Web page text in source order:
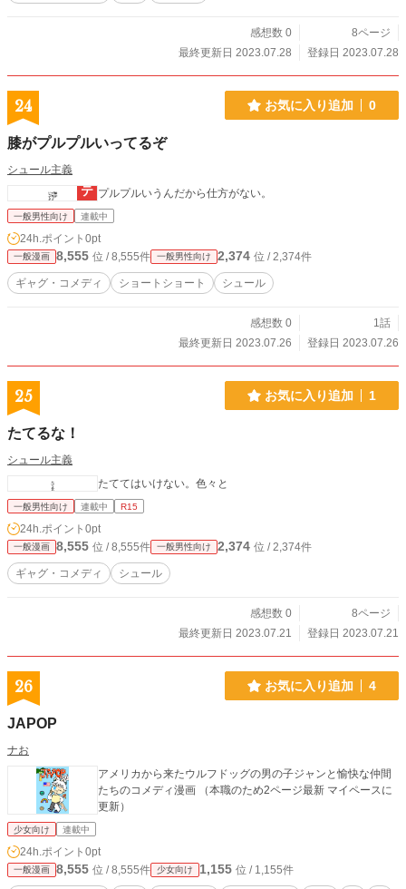
感想数 0
8ページ
最終更新日 2023.07.28
登録日 2023.07.28
24 お気に入り追加 0
膝がプルプルいってるぞ
シュール主義
プルプルいうんだから仕方がない。
一般男性向け 連載中
24h.ポイント 0pt
一般漫画 8,555 位 / 8,555件 一般男性向け 2,374 位 / 2,374件
ギャグ・コメディ ショートショート シュール
感想数 0
1話
最終更新日 2023.07.26
登録日 2023.07.26
25 お気に入り追加 1
たてるな！
シュール主義
たててはいけない。色々と
一般男性向け 連載中 R15
24h.ポイント 0pt
一般漫画 8,555 位 / 8,555件 一般男性向け 2,374 位 / 2,374件
ギャグ・コメディ シュール
感想数 0
8ページ
最終更新日 2023.07.21
登録日 2023.07.21
26 お気に入り追加 4
JAPOP
ナお
アメリカから来たウルフドッグの男の子ジャンと愉快な仲間
たちのコメディ漫画 （本職のため2ページ最新 マイペースに
更新）
少女向け 連載中
24h.ポイント 0pt
一般漫画 8,555 位 / 8,555件 少女向け 1,155 位 / 1,155件